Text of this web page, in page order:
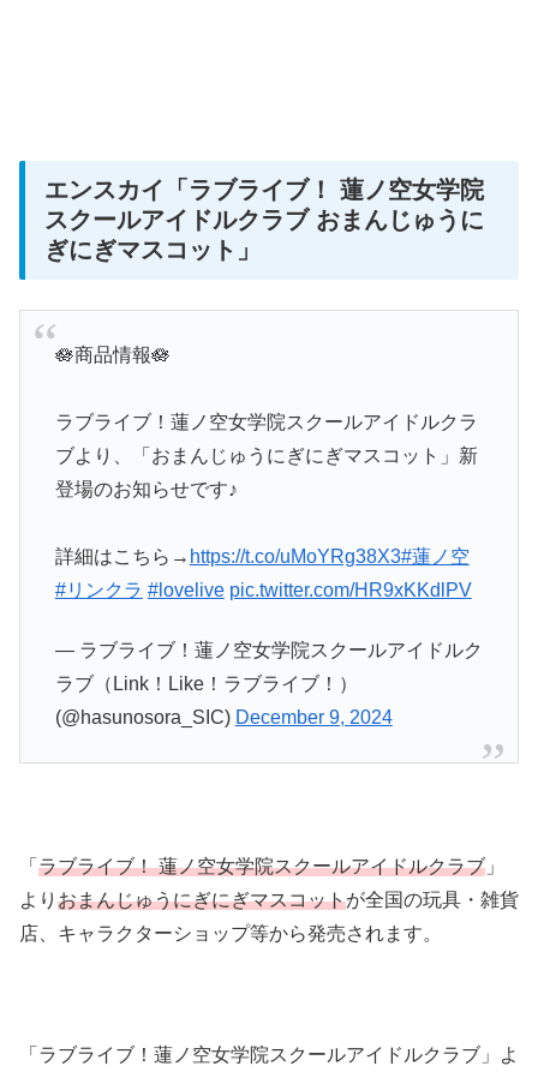
エンスカイ 「ラブライブ！ 蓮ノ空女学院
スクールアイドルクラブ おまんじゅうに
ぎにぎマスコット」
🪷商品情報🪷
ラブライブ！蓮ノ空女学院スクールアイドルクラ
ブより、「おまんじゅうにぎにぎマスコット」新
登場のお知らせです♪
詳細はこちら→ https://t.co/uMoYRg38X3#蓮ノ空
#リンクラ #lovelive pic.twitter.com/HR9xKKdlPV
— ラブライブ！蓮ノ空女学院スクールアイドルク
ラブ（Link！Like！ラブライブ！）
(@hasunosora_SIC) December 9, 2024
「 ラブライブ！ 蓮ノ空女学院スクールアイドルクラブ 」
より おまんじゅうにぎにぎマスコットが全国の玩具・雑貨
店、キャラクターショップ等から発売されます。
「ラブライブ！蓮ノ空女学院スクールアイドルクラブ」よ